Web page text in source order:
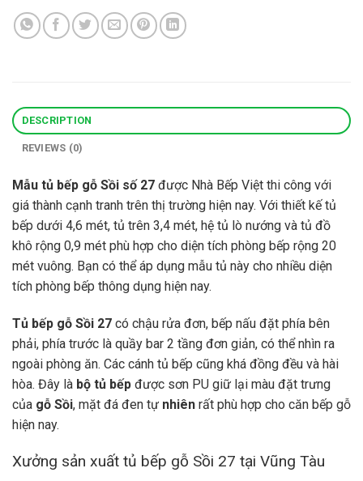
DESCRIPTION
REVIEWS (0)
Mẫu tủ bếp gỗ Sồi số 27 được Nhà Bếp Việt thi công với
giá thành cạnh tranh trên thị trường hiện nay. Với thiết kế tủ
bếp dưới 4,6 mét, tủ trên 3,4 mét, hệ tủ lò nướng và tủ đồ
khô rộng 0,9 mét phù hợp cho diện tích phòng bếp rộng 20
mét vuông. Bạn có thể áp dụng mẫu tủ này cho nhiều diện
tích phòng bếp thông dụng hiện nay.
Tủ bếp gỗ Sồi 27 có chậu rửa đơn, bếp nấu đặt phía bên
phải, phía trước là quầy bar 2 tầng đơn giản, có thể nhìn ra
ngoài phòng ăn. Các cánh tủ bếp cũng khá đồng đều và hài
hòa. Đây là bộ tủ bếp được sơn PU giữ lại màu đặt trưng
của gỗ Sồi, mặt đá đen tự nhiên rất phù hợp cho căn bếp gỗ
hiện nay.
Xưởng sản xuất tủ bếp gỗ Sồi 27 tại Vũng Tàu